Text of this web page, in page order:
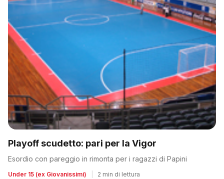
Playoff scudetto: pari per la Vigor
Esordio con pareggio in rimonta per i ragazzi di Papini
Under 15 (ex Giovanissimi) 2 min di lettura